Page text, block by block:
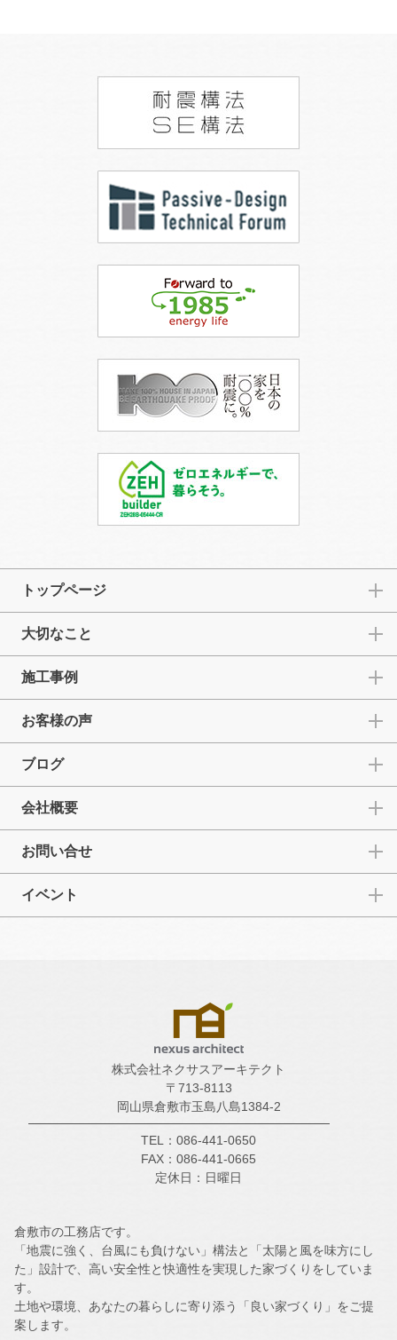
トップページ
大切なこと
施工事例
お客様の声
ブログ
会社概要
お問い合せ
イベント
株式会社ネクサスアーキテクト
〒713-8113
岡山県倉敷市玉島八島1384-2
TEL：086-441-0650
FAX：086-441-0665
定休日：日曜日
倉敷市の工務店です。
「地震に強く、台風にも負けない」構法と「太陽と風を味方にし
た」設計で、高い安全性と快適性を実現した家づくりをしていま
す。
土地や環境、あなたの暮らしに寄り添う「良い家づくり」をご提
案します。